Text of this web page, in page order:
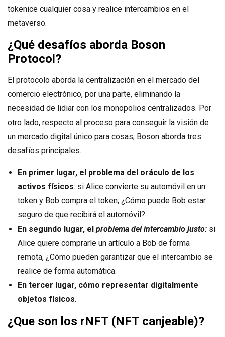
tokenice cualquier cosa y realice intercambios en el
metaverso.
¿Qué desafíos aborda Boson
Protocol?
El protocolo aborda la centralización en el mercado del
comercio electrónico, por una parte, eliminando la
necesidad de lidiar con los monopolios centralizados. Por
otro lado, respecto al proceso para conseguir la visión de
un mercado digital único para cosas, Boson aborda tres
desafíos principales.
En primer lugar, el problema del oráculo de los
activos físicos: si Alice convierte su automóvil en un
token y Bob compra el token; ¿Cómo puede Bob estar
seguro de que recibirá el automóvil?
En segundo lugar, el problema del intercambio justo: si
Alice quiere comprarle un artículo a Bob de forma
remota, ¿Cómo pueden garantizar que el intercambio se
realice de forma automática.
En tercer lugar, cómo representar digitalmente
objetos físicos.
¿Que son los rNFT (NFT canjeable)?